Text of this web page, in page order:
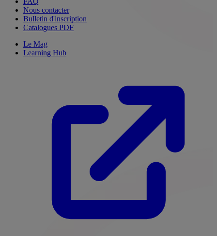
Nous contacter
Bulletin d'inscription
Catalogues PDF
Le Mag
Learning Hub